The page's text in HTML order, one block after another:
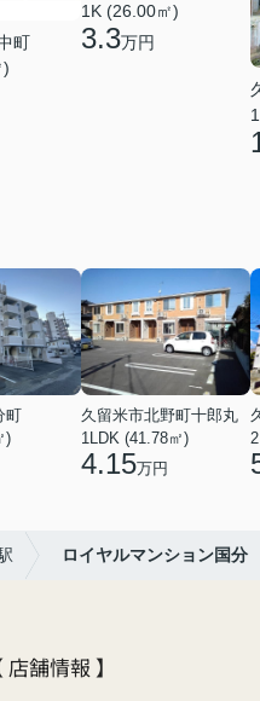
町
)
1K (26.00㎡)
3.3万円
町
)
久留米市北野町十郎丸
1LDK (41.78㎡)
4.15万円
ロイヤルマンション国分
店舗情報 】